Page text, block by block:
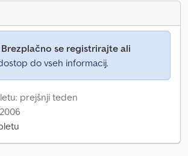
Brezplačno se registrirajte ali
do vseh informacij.
prejšnji teden